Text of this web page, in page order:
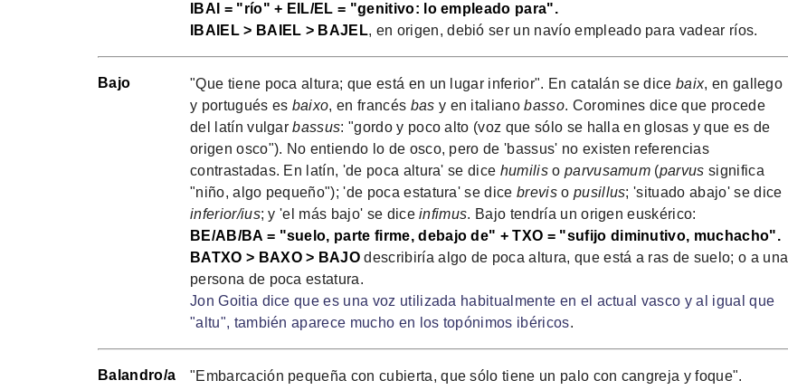
IBAI = "río" + EIL/EL = "genitivo: lo empleado para".
IBAIEL > BAIEL > BAJEL, en origen, debió ser un navío empleado para vadear ríos.
Bajo "Que tiene poca altura; que está en un lugar inferior". En catalán se dice baix, en gallego
y portugués es baixo, en francés bas y en italianobasso. Coromines dice que procede
del latín vulgarbassus: "gordo y poco alto (voz que sólo se halla en glosas y que es de
origen osco"). No entiendo lo de osco, pero de 'bassus' no existen referencias
contrastadas. En latín, 'de poca altura' se dice humiliso parvusamum (parvus significa
"niño, algo pequeño"); 'de poca estatura' se dicebreviso pusillus; 'situado abajo' se dice
inferior/ius; y 'el más bajo' se diceinfimus. Bajo tendría un origen euskérico:
BE/AB/BA = "suelo, parte firme, debajo de" + TXO = "sufijo diminutivo, muchacho".
BATXO > BAXO > BAJO describiría algo de poca altura, que está a ras de suelo; o a una
persona de poca estatura.
Jon Goitia dice que es una voz utilizada habitualmente en el actual vasco y al igual que
"altu", también aparece mucho en los topónimos ibéricos.
Balandro/a "Embarcación pequeña con cubierta, que sólo tiene un palo con cangreja y foque".